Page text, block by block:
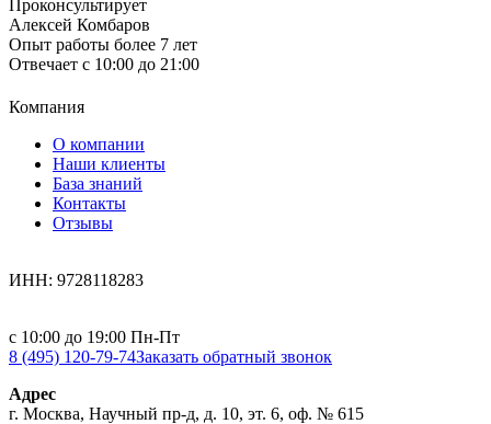
Проконсультирует
Алексей Комбаров
Опыт работы более 7 лет
Отвечает с 10:00 до 21:00
Компания
О компании
Наши клиенты
База знаний
Контакты
Отзывы
ИНН: 9728118283
с 10:00 до 19:00 Пн-Пт
8 (495) 120-79-74Заказать обратный звонок
Адрес
г. Москва, Научный пр-д, д. 10, эт. 6, оф. № 615